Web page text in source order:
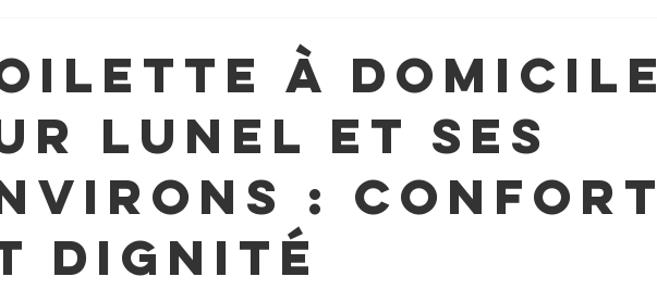
à domicile
Lunel et ses
: confort
dignité